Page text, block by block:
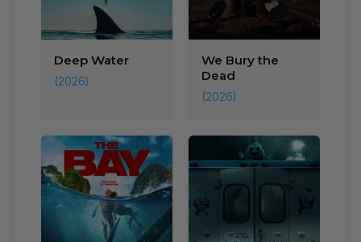
Deep Water
(2026)
We Bury the
Dead
(2026)